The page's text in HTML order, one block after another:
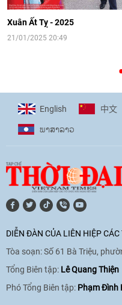
16:58|10/06/2026
phó
17:07|09/06/2026
quan
11:01 |09/06/2026
Việt
tích
Xuân Ất Tỵ - 2025
21/01/2025 20:49
English 中文
ພາ​ສາ​ລາວ
DIỄN ĐÀN CỦA LIÊN HIỆP
Tòa soạn: Số 61 Bà Triệu,
Tổng Biên tập: Lê Quang Thiện
Phó Tổng Biên tập: Phạm Đình